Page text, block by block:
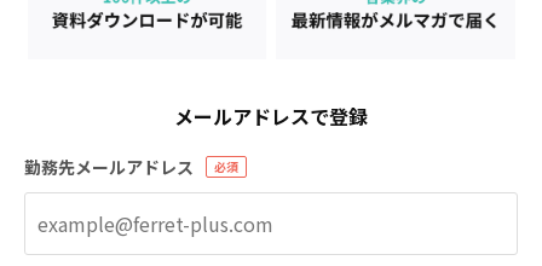
メールアドレスで登録
勤務先メールアドレス